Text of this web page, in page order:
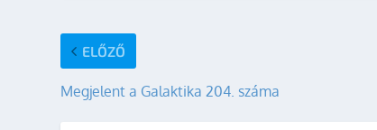
ELŐZŐ
Megjelent a Galaktika 204. száma